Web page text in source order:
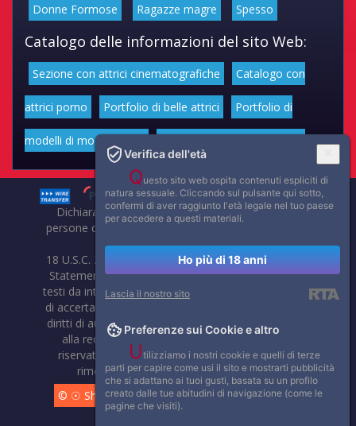
Donne Formose Ragazze magre Spesso
Catalogo delle informazioni del sito Web:
Sezione con attrici cinematografiche Catalogo con
attrici porno Portfolio di belle attrici Portfolio di
modelli di moda volgari
Dichiarazione di non responsabilità: tutti i membri e le
persone che compaiono su questo sito hanno almeno 18
anni.
18 U.S.C. 2257 Record-Keeping Requirements Compliance
Statement. Affaritaliani, prima di pubblicare foto, video o
testi da internet, compie tutte le opportune verifiche al fine
di accertarne il libero regime di circolazione e non violare i
diritti di autore o altri diritti esclusivi di terzi. Per segnalare
alla redazione eventuali errori nell'uso del materiale
riservato, scriveteci: provvederemo prontamente alla
rimozione del materiale lesivo di diritti di terzi.
© ☉ Show di Sesso VivoCam. 2014 - 2026. Tutti i diritti
Verifica dell'età
Questo sito web ospita contenuti espliciti di
natura sessuale. Cliccando sul pulsante qui sotto,
confermi di aver raggiunto l'età legale nel tuo paese
per accedere a questi materiali.
Ho più di 18 anni
Lascia il nostro sito
Preferenze sui Cookie e altro
Utilizziamo i nostri cookie e quelli di terze
parti per capire come usi il sito e mostrarti pubblicità
che si adattano ai tuoi gusti, basata su un profilo
creato dalle tue abitudini di navigazione (come le
pagine che visiti).